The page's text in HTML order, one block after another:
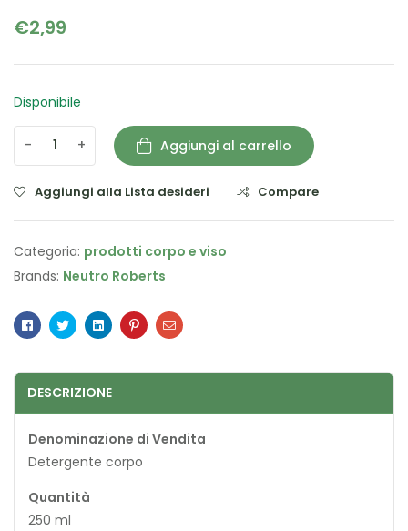
€2,99
Disponibile
- + Aggiungi al carrello
Aggiungi alla Lista desideri Compare
Categoria: prodotti corpo e viso
Brands: Neutro Roberts
Facebook
TwitterLinkedinPinterestEmail
DESCRIZIONE
Denominazione di Vendita
Detergente corpo
Quantità
250 ml